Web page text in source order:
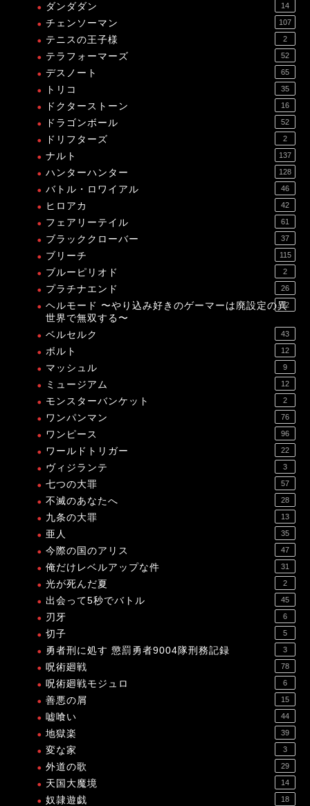
ダンダダン 14
チェンソーマン 107
テニスの王子様 2
テラフォーマーズ 52
デスノート 65
トリコ 35
ドクターストーン 16
ドラゴンボール 52
ドリフターズ 2
ナルト 137
ハンターハンター 128
バトル・ロワイアル 46
ヒロアカ 42
フェアリーテイル 61
ブラッククローバー 37
ブリーチ 115
ブルーピリオド 2
プラチナエンド 26
ヘルモード 〜やり込み好きのゲーマーは廃設定の異
世界で無双する〜
12
ベルセルク 43
ボルト 12
マッシュル 9
ミュージアム 12
モンスターバンケット 2
ワンパンマン 76
ワンピース 96
ワールドトリガー 22
ヴィジランテ 3
七つの大罪 57
不滅のあなたへ 28
九条の大罪 13
亜人 35
今際の国のアリス 47
俺だけレベルアップな件 31
光が死んだ夏 2
出会って5秒でバトル 45
刃牙 6
切子 5
勇者刑に処す 懲罰勇者9004隊刑務記録 3
呪術廻戦 78
呪術廻戦モジュロ 6
善悪の屑 15
嘘喰い 44
地獄楽 39
変な家 3
外道の歌 29
天国大魔境 14
奴隷遊戯 18